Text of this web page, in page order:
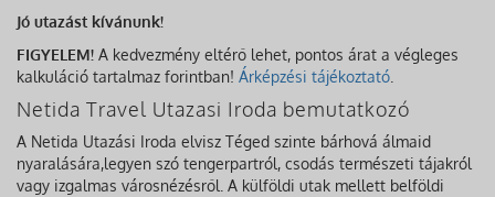
Jó utazást kívánunk!
FIGYELEM! A kedvezmény eltérő lehet, pontos árat a végleges
kalkuláció tartalmaz forintban! Árképzési tájékoztató
Netida Travel Utazasi Iroda bemutatkozó
A Netida Utazási Iroda elvisz Téged szinte bárhová álmaid
nyaralására,legyen szó tengerpartról, csodás természeti tájakról
vagy izgalmas városnézésről. A külföldi utak mellett belföldi